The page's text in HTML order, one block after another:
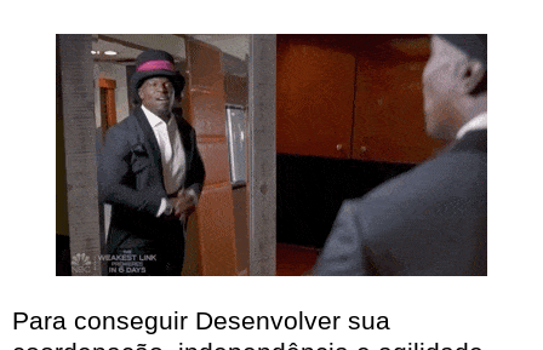
Para conseguir Desenvolver sua